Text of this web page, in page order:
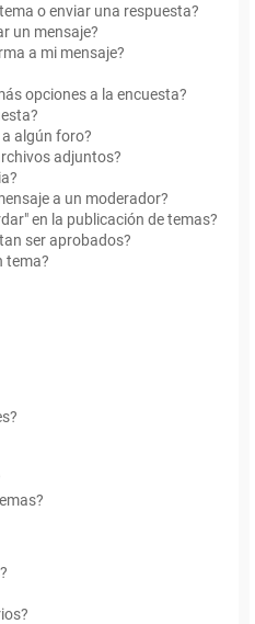
o enviar una respuesta?
un mensaje?
a mi mensaje?
opciones a la encuesta?
a algún foro?
adjuntos?
a un moderador?
en la publicación de temas?
ser aprobados?
tema?